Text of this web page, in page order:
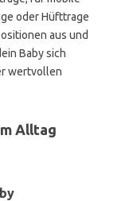
oder Hüfttrage
aus und
Baby sich
wertvollen
Alltag